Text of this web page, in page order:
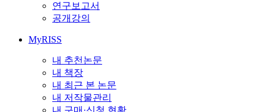
연구보고서
공개강의
MyRISS
내 추천논문
내 책장
내 최근 본 논문
내 저작물관리
내 구매·신청 현황